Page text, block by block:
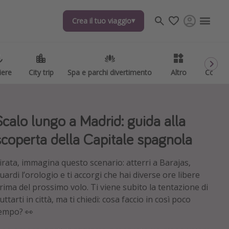
Crea il tuo viaggio
City trip Spa e parchi divertimento Altro Codici
Crea il tuo viaggio
City trip Spa e parchi divertimento Altro Codici
lungo a Madrid: guida alla
della Capitale spagnola
immagina questo scenario: atterri a Barajas,
l’orologio e ti accorgi che hai diverse ore libere
del prossimo volo. Ti viene subito la tentazione di
in città, ma ti chiedi: cosa faccio in così poco
👀